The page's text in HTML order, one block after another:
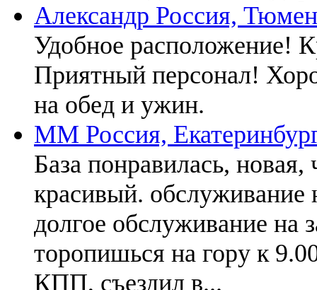
Александр Россия,
Удобное расположение!
Приятный персонал!
на обед и ужин.
MM Россия,
База понравилась,
красивый. обслуживание
долгое обслуживание на
торопишься на гору к
КПП, съездил в...